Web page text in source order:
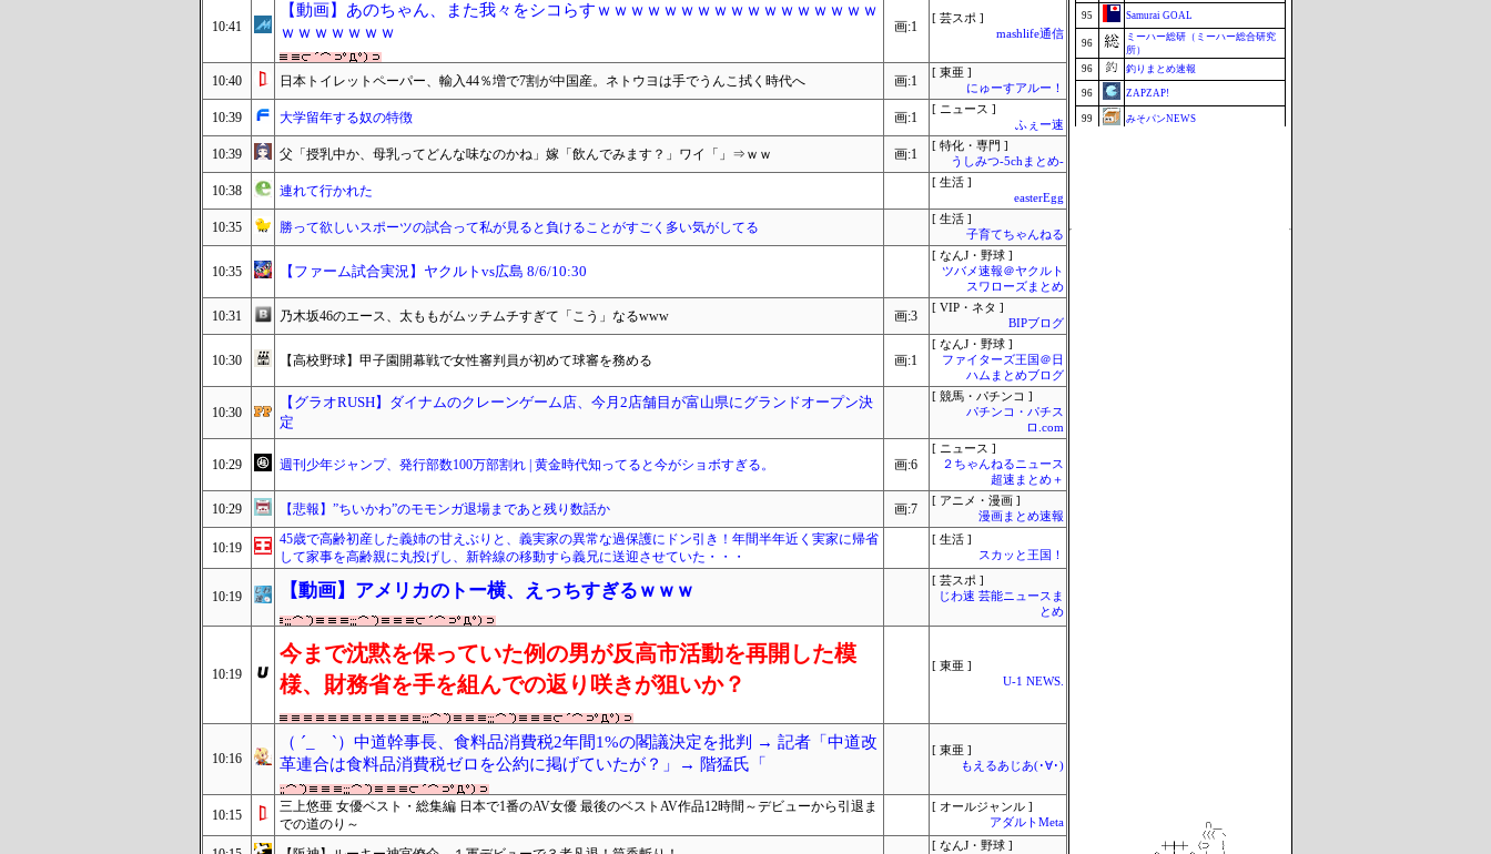
10:41
【動画】あのちゃん、また我々をシコらすｗｗｗｗｗｗｗｗｗｗｗｗｗｗｗｗｗ
ｗｗｗｗｗｗｗ
画:1
[ 芸スポ ]
mashlife通信
10:40 日本トイレットペーパー、輸入44％増で7割が中国産。ネトウヨは手でうんこ拭く時代へ 画:1
[ 東亜 ]
にゅーすアルー！
10:39 大学留年する奴の特徴 画:1
[ ニュース ]
ふぇー速
10:39 父「授乳中か、母乳ってどんな味なのかね」嫁「飲んでみます？」ワイ「」⇒ｗｗ 画:1
[ 特化・専門 ]
うしみつ-5chまとめ-
10:38 連れて行かれた
[ 生活 ]
easterEgg
10:35 勝って欲しいスポーツの試合って私が見ると負けることがすごく多い気がしてる
[ 生活 ]
子育てちゃんねる
10:35 【ファーム試合実況】ヤクルトvs広島 8/6/10:30
[ なんJ・野球 ]
ツバメ速報＠ヤクルト
スワローズまとめ
10:31 乃木坂46のエース、太ももがムッチムチすぎて「こう」なるwww 画:3
[ VIP・ネタ ]
BIPブログ
10:30 【高校野球】甲子園開幕戦で女性審判員が初めて球審を務める 画:1
[ なんJ・野球 ]
ファイターズ王国＠日
ハムまとめブログ
10:30
【グラオRUSH】ダイナムのクレーンゲーム店、今月2店舗目が富山県にグランドオープン決
定
[ 競馬・パチンコ ]
パチンコ・パチス
ロ.com
10:29 週刊少年ジャンプ、発行部数100万部割れ | 黄金時代知ってると今がショボすぎる。 画:6
[ ニュース ]
２ちゃんねるニュース
超速まとめ＋
10:29 【悲報】”ちいかわ”のモモンガ退場まであと残り数話か 画:7
[ アニメ・漫画 ]
漫画まとめ速報
10:19
45歳で高齢初産した義姉の甘えぶりと、義実家の異常な過保護にドン引き！年間半年近く実家に帰省
して家事を高齢親に丸投げし、新幹線の移動すら義兄に送迎させていた・・・
[ 生活 ]
スカッと王国！
10:19 【動画】アメリカのトー横、えっちすぎるｗｗｗ
[ 芸スポ ]
じわ速 芸能ニュースま
とめ
10:19
今まで沈黙を保っていた例の男が反高市活動を再開した模
様、財務省を手を組んでの返り咲きが狙いか？
[ 東亜 ]
U-1 NEWS.
10:16
（ ´_ゝ`）中道幹事長、食料品消費税2年間1%の閣議決定を批判 → 記者「中道改
革連合は食料品消費税ゼロを公約に掲げていたが？」→ 階猛氏「
[ 東亜 ]
もえるあじあ(･∀･)
10:15
三上悠亜 女優ベスト・総集編 日本で1番のAV女優 最後のベストAV作品12時間～デビューから引退ま
での道のり～
[ オールジャンル ]
アダルトMeta
[ なんJ・野球 ]
95 Samurai GOAL
96
ミーハー総研（ミーハー総合研究
所）
96
釣りまとめ速報
96 ZAPZAP!
99 みそパンNEWS